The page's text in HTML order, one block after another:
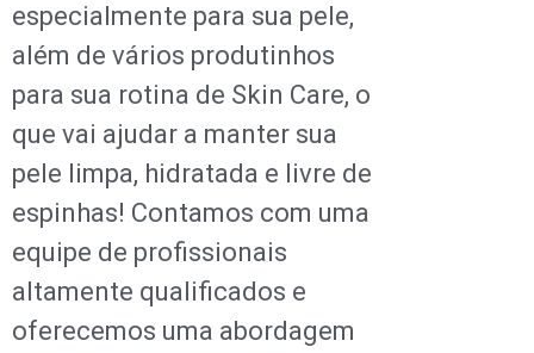
especialmente para sua pele,
além de vários produtinhos
para sua rotina de Skin Care, o
que vai ajudar a manter sua
pele limpa, hidratada e livre de
espinhas! Contamos com uma
equipe de profissionais
altamente qualificados e
oferecemos uma abordagem